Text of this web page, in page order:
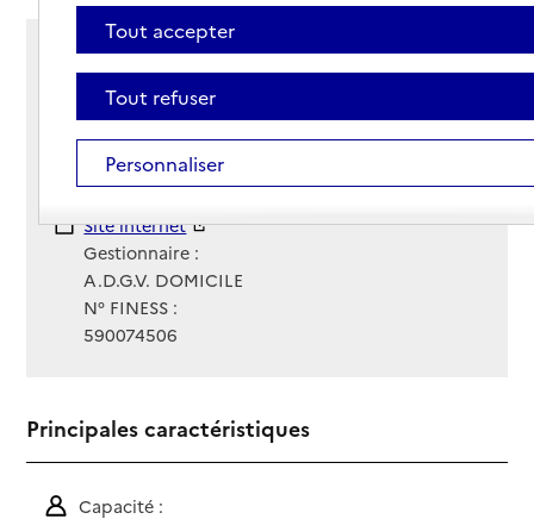
Rue André Jurénil
59300 - Valenciennes
Voir itinéraire
Téléphone :
03 27 46 53 52
Site Internet
Site internet
Gestionnaire :
A.D.G.V. DOMICILE
N° FINESS :
590074506
Principales caractéristiques
Capacité :
Tout accepter
Tout refuser
Personnaliser